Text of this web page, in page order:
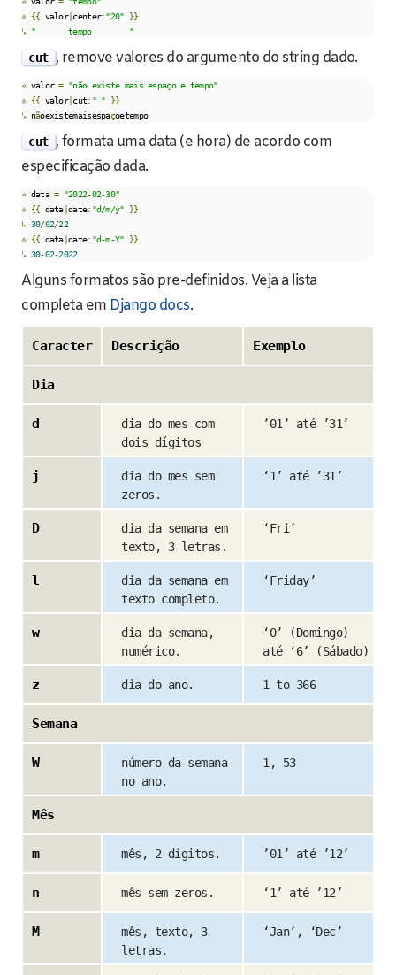
⎀ {{ valor|center:"20" }}
↳ "       tempo        "
cut , remove valores do argumento do string dado.
» valor = "não existe mais espaço e tempo"
⎀ {{ valor|cut: " " }}
↳ nãoexistemaisespaçoetempo
cut , formata uma data (e hora) de acordo com
especificação dada.
» data = "2022-02-30"
⎀ {{ data|date: "d/m/y" }}
↳ 30/02/22
⎀ {{ data|date: "d-m-Y" }}
↳ 30-02-2022
Alguns formatos são pre-definidos. Veja a lista
completa em Django docs.
Caracter Descrição Exemplo
Dia
d
dia do mes com
dois dígitos
’01’ até ’31’
j
dia do mes sem
zeros.
‘1’ até ’31’
D
dia da semana em
texto, 3 letras.
‘Fri’
l
dia da semana em
texto completo.
‘Friday’
w
dia da semana,
numérico.
‘0’ (Domingo)
até ‘6’ (Sábado)
z dia do ano. 1 to 366
Semana
W
número da semana
no ano.
1, 53
Mês
m mês, 2 dígitos. ’01’ até ’12’
n mês sem zeros. ‘1’ até ’12’
M
mês, texto, 3
letras.
‘Jan’, ‘Dec’